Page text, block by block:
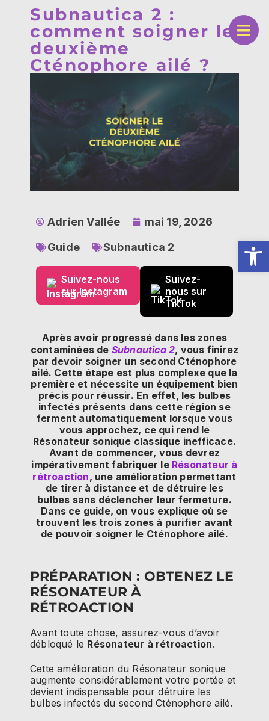
Subnautica 2 :
comment soigner le
deuxième
Cténophore ailé ?
Adrien Vallée
mai 19, 2026
Guide
Subnautica 2
Suivez-nous
sur Instagram
Suivez-
nous sur
TikTok
Après avoir progressé dans les zones
contaminées de Subnautica 2, vous finirez
par devoir soigner un second Cténophore
ailé. Cette étape est plus complexe que la
première et nécessite un équipement bien
précis pour réussir. En effet, les bulbes
infectés présents dans cette région se
ferment automatiquement lorsque vous
vous approchez, ce qui rend le
Résonateur sonique classique inefficace.
Avant de commencer, vous devrez
impérativement fabriquer le Résonateur à
rétroaction, une amélioration permettant
de tirer à distance et de détruire les
bulbes sans déclencher leur fermeture.
Dans ce guide, on vous explique où se
trouvent les trois zones à purifier avant
de pouvoir soigner le Cténophore ailé.
PRÉPARATION : OBTENEZ LE
RÉSONATEUR À
RÉTROACTION
Avant toute chose, assurez-vous d’avoir
débloqué le Résonateur à rétroaction.
Cette amélioration du Résonateur sonique
augmente considérablement votre portée et
devient indispensable pour détruire les
bulbes infectés du second Cténophore ailé.